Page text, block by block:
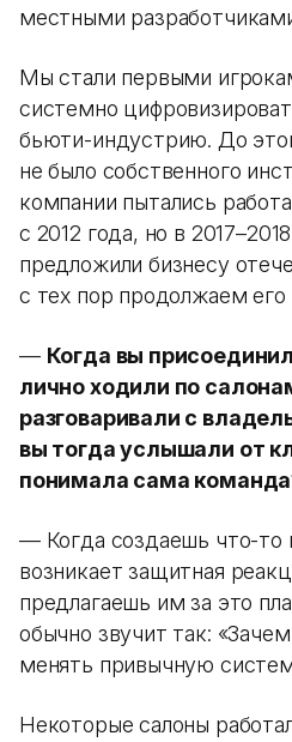
местными
Мы стали первыми
системно
бьюти-индустрию. До
не было собственного
компании пытались
с 2012 года, но в
предложили бизнесу
с тех пор продолжаем его
— Когда вы
лично ходили по
разговаривали с
вы тогда услышали от
понимала сама
— Когда создаешь что-то
возникает защитная
предлагаешь им за это
обычно звучит так:
менять привычную
Некоторые салоны